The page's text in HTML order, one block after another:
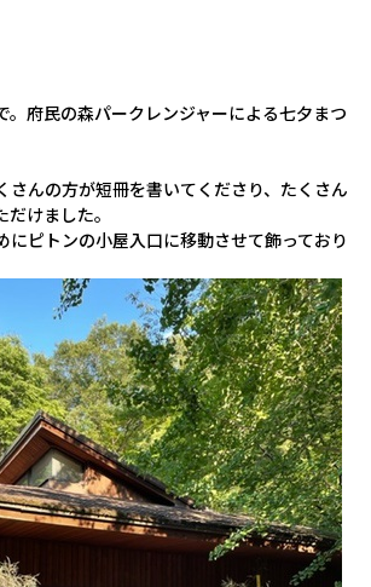
。府民の森パークレンジャーによる七夕まつ
さんの方が短冊を書いてくださり、たくさん
けました。
にピトンの小屋入口に移動させて飾っており